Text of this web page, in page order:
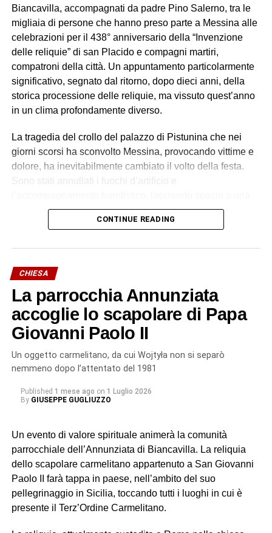
Biancavilla, accompagnati da padre Pino Salerno, tra le
migliaia di persone che hanno preso parte a Messina alle
celebrazioni per il 438° anniversario della “Invenzione
delle reliquie” di san Placido e compagni martiri,
compatroni della città. Un appuntamento particolarmente
significativo, segnato dal ritorno, dopo dieci anni, della
storica processione delle reliquie, ma vissuto quest’anno
in un clima profondamente diverso.
La tragedia del crollo del palazzo di Pistunina che nei
giorni scorsi ha sconvolto Messina, provocando vittime e
dolore, ha inevitabilmente cambiato il volto della festa.
Sono stati annullati i fuochi d’artificio e
celebrazione sobria, raccolta e carica di emozione.
Durante la processione, partita dalla Chiesa
soccorritori ancora impegnati nelle operazioni successive
al disastro.
Il corteo ha quindi raggiunto la Basilica Cattedrale, dove
mons. Santo Rocco Gangemi, nunzio apostolico in
Serbia, ha presieduto la solenne celebrazione eucaristica
alla presenza dei fedeli, delle delegazioni, dei circoli e
delle confraternite provenienti da diverse realtà della
presenza non rappresenta soltanto un gesto di devozione,
San Placido tra devozione e
leggenda
Secondo una leggenda tramandata nei secoli, infatti, il
CONTINUE READING
CHIESA
La parrocchia Annunziata
accoglie lo scapolare di Papa
Giovanni Paolo II
Un oggetto carmelitano, da cui Wojtyła non si separò
nemmeno dopo l’attentato del 1981
Published 1 mese ago on 1 Luglio 2026
By GIUSEPPE GUGLIUZZO
Un evento di valore spirituale animerà la comunità
parrocchiale dell’Annunziata di Biancavilla. La reliquia
dello scapolare carmelitano appartenuto a San Giovanni
Paolo II farà tappa in paese, nell’ambito del suo
pellegrinaggio in Sicilia, toccando tutti i luoghi in cui è
presente il Terz’Ordine Carmelitano.